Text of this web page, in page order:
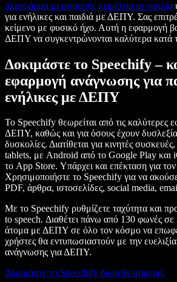
πλατφόρμα μετατροπής κειμένου σε ομιλία
για ενήλικες και παιδιά με ΔΕΠΥ. Σας
κείμενο με φυσικό ήχο. Αυτή η εφαρμογή
ΔΕΠΥ να συγκεντρώνονται καλύτερα κατά
Δοκιμάστε το Speechify –
εφαρμογή ανάγνωσης για
ενήλικες με ΔΕΠΥ
Το Speechify θεωρείται από τις καλύτερες
ΔΕΠΥ, καθώς και για όσους έχουν
δυσκολίες. Διατίθεται για κινητές
tablets, με Android από το Google Play και
το App Store. Υπάρχει και επέκταση για
Χρησιμοποιήστε το Speechify για να
PDF, άρθρα, ιστοσελίδες, social media,
Με το Speechify ρυθμίζετε ταχύτητα και
to speech. Διαθέτει πάνω από 130 φωνές
άτομα με ΔΕΠΥ σε όλο τον κόσμο να
χρήστες θα εντυπωσιαστούν με την
ανάγνωσης για ΔΕΠΥ.
Δοκιμάστε το Speechify δωρεάν σήμερα.